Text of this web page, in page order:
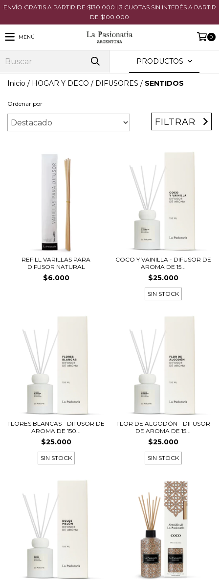
ENVÍO GRATIS A PARTIR DE $130.000 | 3 CUOTAS SIN INTERÉS A PARTIR
DE $100.000
MENÚ 0
PRODUCTOS
Inicio / HOGAR Y DECO / DIFUSORES / SENTIDOS
Ordenar por
FILTRAR
REFILL VARILLAS PARA
DIFUSOR NATURAL
$6.000
COCO Y VAINILLA - DIFUSOR DE
AROMA DE 15...
$25.000
SIN STOCK
FLORES BLANCAS - DIFUSOR DE
AROMA DE 150...
$25.000
SIN STOCK
FLOR DE ALGODÓN - DIFUSOR
DE AROMA DE 15...
$25.000
SIN STOCK